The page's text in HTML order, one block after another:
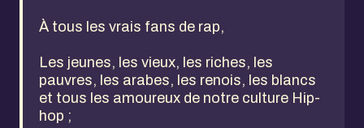
À tous les vrais fans de rap,
Les jeunes, les vieux, les riches, les
pauvres, les arabes, les renois, les blancs
et tous les amoureux de notre culture Hip-
hop ;